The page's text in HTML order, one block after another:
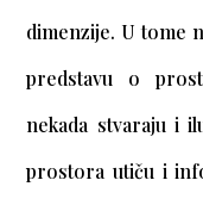
dimenzije. U tome
predstavu o
nekada stvaraju i
prostora utiču i